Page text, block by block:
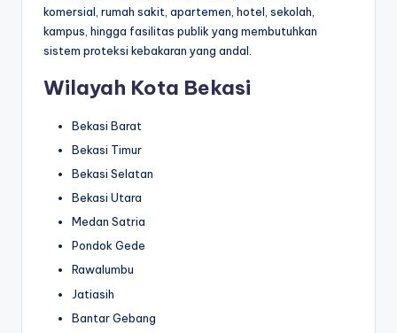
komersial, rumah sakit, apartemen, hotel, sekolah,
kampus, hingga fasilitas publik yang membutuhkan
sistem proteksi kebakaran yang andal.
Wilayah Kota Bekasi
Bekasi Barat
Bekasi Timur
Bekasi Selatan
Bekasi Utara
Medan Satria
Pondok Gede
Rawalumbu
Jatiasih
Bantar Gebang